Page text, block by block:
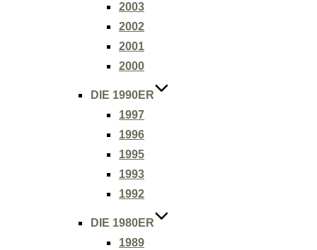
2003
2002
2001
2000
DIE 1990ER
1997
1996
1995
1993
1992
DIE 1980ER
1989